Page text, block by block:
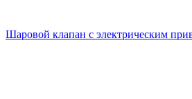
Шаровой клапан с электрическим